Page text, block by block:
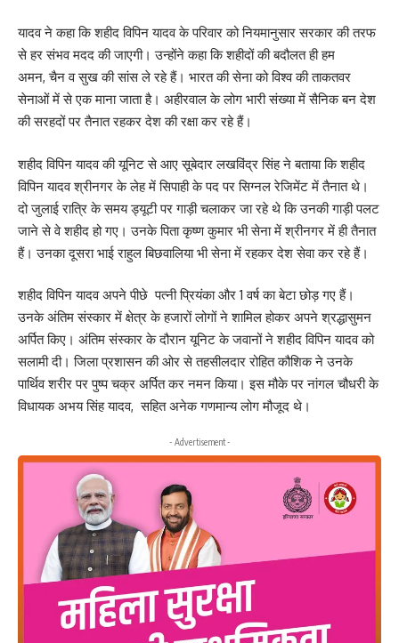
यादव ने कहा कि शहीद विपिन यादव के परिवार को नियमानुसार सरकार की तरफ
से हर संभव मदद की जाएगी। उन्होंने कहा कि शहीदों की बदौलत ही हम
अमन, चैन व सुख की सांस ले रहे हैं। भारत की सेना को विश्व की ताकतवर
सेनाओं में से एक माना जाता है। अहीरवाल के लोग भारी संख्या में सैनिक बन देश
की सरहदों पर तैनात रहकर देश की रक्षा कर रहे हैं।
शहीद विपिन यादव की यूनिट से आए सूबेदार लखविंद्र सिंह ने बताया कि शहीद
विपिन यादव श्रीनगर के लेह में सिपाही के पद पर सिग्नल रेजिमेंट में तैनात थे।
दो जुलाई रात्रि के समय ड्यूटी पर गाड़ी चलाकर जा रहे थे कि उनकी गाड़ी पलट
जाने से वे शहीद हो गए। उनके पिता कृष्ण कुमार भी सेना में श्रीनगर में ही तैनात
हैं। उनका दूसरा भाई राहुल बिछवालिया भी सेना में रहकर देश सेवा कर रहे हैं।
शहीद विपिन यादव अपने पीछे पत्नी प्रियंका और 1 वर्ष का बेटा छोड़ गए हैं।
उनके अंतिम संस्कार में क्षेत्र के हजारों लोगों ने शामिल होकर अपने श्रद्धासुमन
अर्पित किए। अंतिम संस्कार के दौरान यूनिट के जवानों ने शहीद विपिन यादव को
सलामी दी। जिला प्रशासन की ओर से तहसीलदार रोहित कौशिक ने उनके
पार्थिव शरीर पर पुष्प चक्र अर्पित कर नमन किया। इस मौके पर नांगल चौधरी के
विधायक अभय सिंह यादव, सहित अनेक गणमान्य लोग मौजूद थे।
- Advertisement -